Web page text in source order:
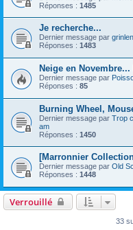
Réponses : 1485
Je recherche...
Dernier message par grinlen
Réponses : 1483
Neige en
Dernier message par
Réponses : 85
Burning Wheel,
Dernier message par Trop
am
Réponses : 1450
[Marronnier
Dernier message par Old
Réponses : 1448
Verrouillé
33